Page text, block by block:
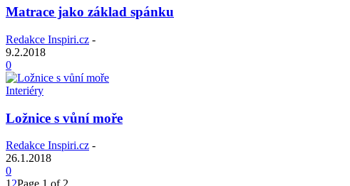
Matrace jako základ spánku
Redakce Inspiri.cz -
9.2.2018
0
Interiéry
Ložnice s vůní moře
Redakce Inspiri.cz -
26.1.2018
0